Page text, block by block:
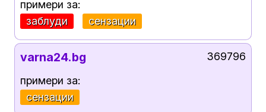
примери за:
заблуди
сензации
varna24.bg
примери за:
сензации
369796